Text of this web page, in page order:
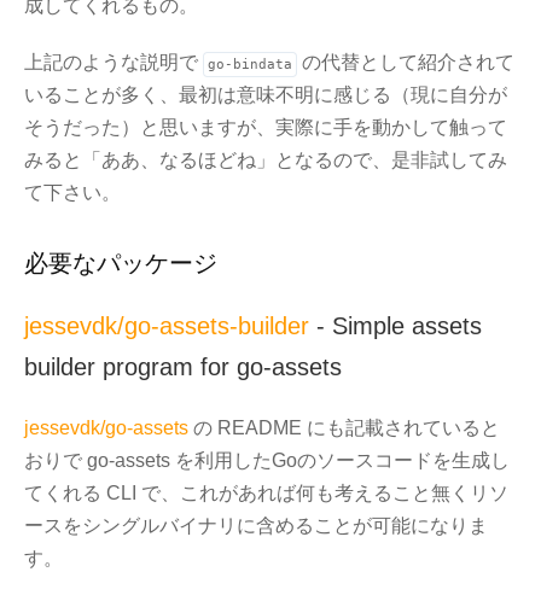
成してくれるもの。
上記のような説明で go-bindata
の代替として紹介されて
いることが多く、最初は意味不明に感じる（現に自分が
そうだった）と思いますが、実際に手を動かして触って
みると「ああ、なるほどね」となるので、是非試してみ
て下さい。
必要なパッケージ
jessevdk/go-assets-builder - Simple assets
builder program for go-assets
jessevdk/go-assets の README にも記載されていると
おりで go-assets を利用したGoのソースコードを生成し
てくれる CLI で、これがあれば何も考えること無くリソ
ースをシングルバイナリに含めることが可能になりま
す。